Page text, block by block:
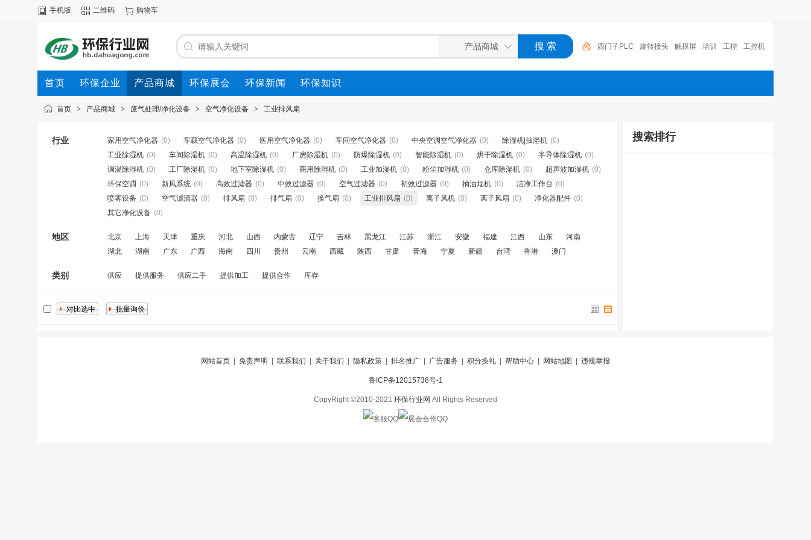
手机版 二维码 购物车
西门子PLC 旋转接头 触摸屏 培训 工控 工控机
变送器 球阀 plc 阀门
首页 环保企业 产品商城 环保展会 环保新闻 环保知识
首页 > 产品商城 > 废气处理/净化设备 > 空气净化设备 > 工业排风扇
行业 家用空气净化器 (0) 车载空气净化器 (0) 医用空气净化器 (0) 车间空气净化器 (0) 中央空调空气净化器 (0) 除湿机|抽湿机 (0)
工业除湿机 (0) 车间除湿机 (0) 高温除湿机 (0) 厂房除湿机 (0) 防爆除湿机 (0) 智能除湿机 (0) 烘干除湿机 (0) 半导体除湿机 (0)
调温除湿机 (0) 工厂除湿机 (0) 地下室除湿机 (0) 商用除湿机 (0) 工业加湿机 (0) 粉尘加湿机 (0) 仓库除湿机 (0) 超声波加湿机 (0)
环保空调 (0) 新风系统 (0) 高效过滤器 (0) 中效过滤器 (0) 空气过滤器 (0) 初效过滤器 (0) 抽油烟机 (0) 洁净工作台 (0)
喷雾设备 (0) 空气滤清器 (0) 排风扇 (0) 排气扇 (0) 换气扇 (0) 工业排风扇 (0) 离子风机 (0) 离子风扇 (0) 净化器配件 (0)
其它净化设备 (0)
地区 北京 上海 天津 重庆 河北 山西 内蒙古 辽宁 吉林 黑龙江 江苏 浙江 安徽 福建 江西 山东
河南
湖北
湖南 广东 广西 海南 四川 贵州 云南 西藏 陕西 甘肃 青海 宁夏 新疆 台湾 香港 澳门
类别 供应 提供服务 供应二手 提供加工 提供合作 库存
搜索排行
网站首页 免责声明 联系我们 关于我们 隐私政策 排名推广 广告服务 积分换礼 帮助中心 网站地图 违规举报
鲁ICP备12015736号-1
CopyRight ©2010-2021 环保行业网 All Rights Reserved